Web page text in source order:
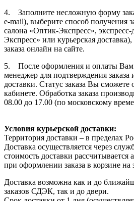
4. Заполните несложную форму
e-mail), выберите способ получения
салона «Оптик-Экспресс»,
Экспресс» или курьерская
заказа онлайн на сайте.
5. После оформления и оплаты Вам
менеджер для подтверждения заказа
доставки. Статус заказа Вы
кабинете. Обработка заказа
08.00 до 17.00 (по московскому
Условия курьерской доставки:
Территория доставки – в пределах
Доставка осуществляется через
стоимость доставки рассчитывается
при оформлении заказа в корзине на
Доставка возможна как и до
заказов СДЭК, так и до двери.